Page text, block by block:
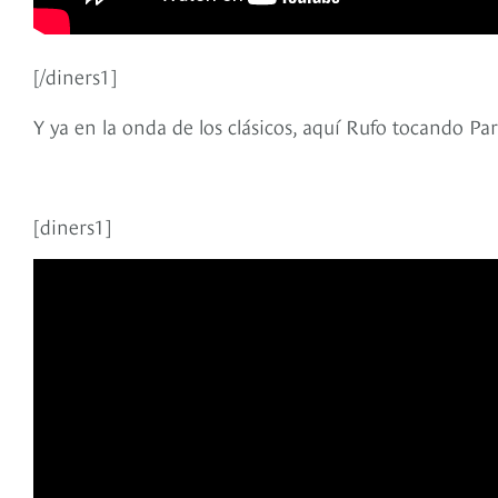
[/diners1]
Y ya en la onda de los clásicos, aquí Rufo tocando
[diners1]